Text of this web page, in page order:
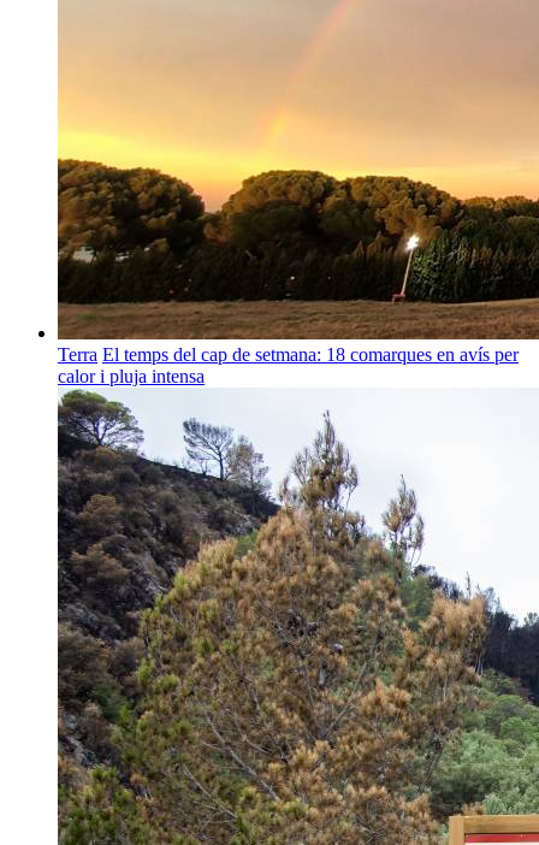
Terra El temps del cap de setmana: 18 comarques en avís per
calor i pluja intensa